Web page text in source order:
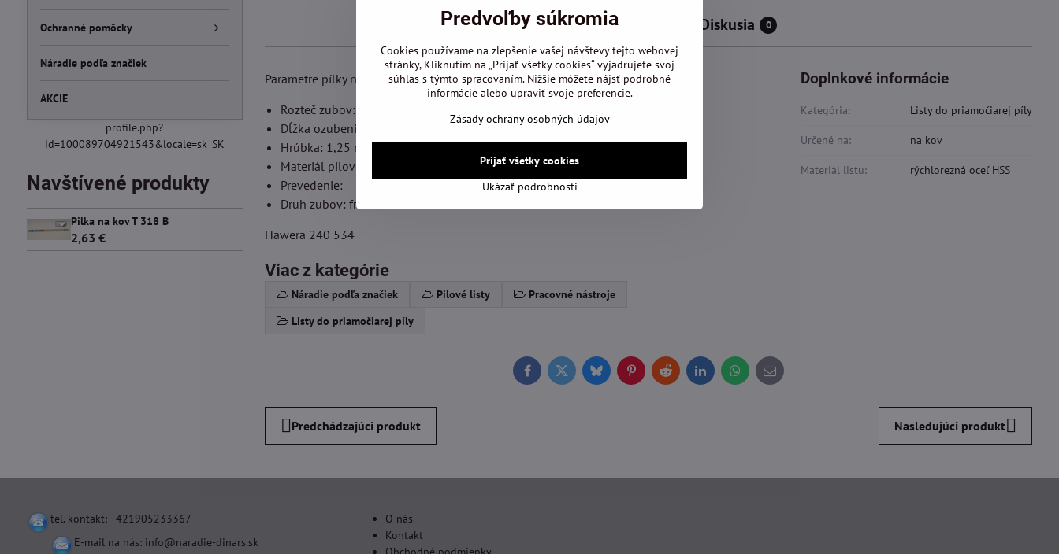
Popis Recenzie Diskusia 0
Parametre pílky na kov T 318 B:
Rozteč zubov: 2 mm
Dĺžka ozubenia: 106 mm
Hrúbka: 1,25 mm
Materiál pilového plátku: HSS - celokalená vysoko výkonná rýchlorezná oceľ
Prevedenie:
Druh zubov:frézované zvlnené
Hawera 240 534
Viac z kategórie
Náradie podľa značiek Pilové listy
Pracovné nástroje
Listy do priamočiarej píly
Doplnkové informácie
Kategória: Listy do priamočiarej píly
Určené na: na kov
Materiál listu: rýchlorezná oceľ HSS
FacebookTwitterBlueskyPinterestRedditLinkedInWhatsApp
E-
mail
Predchádzajúci produkt Nasledujúci produkt
Ochranné pomôcky
Náradie podľa značiek
AKCIE
profile.php?
id=100089704921543&locale=sk_SK
Navštívené produkty
Pilka na kov T 318 B
2,63 €
tel. kontakt: +421905233367
E-mail na nás: info@naradie-dinars.sk
O nás
Kontakt
Predvoľby súkromia
Cookies používame na zlepšenie vašej návštevy tejto webovej
stránky, Kliknutím na „Prijať všetky cookies“ vyjadrujete svoj
súhlas s týmto spracovaním. Nižšie môžete nájsť podrobné
informácie alebo upraviť svoje preferencie.
Zásady ochrany osobných údajov
Ukázať podrobnosti
Prijať všetky cookies